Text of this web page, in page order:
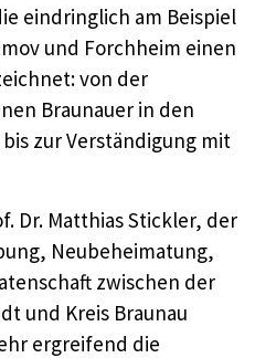
eindringlich am Beispiel
und Forchheim einen
von der
Braunauer in den
zur Verständigung mit
Dr. Matthias Stickler, der
Neubeheimatung,
zwischen der
und Kreis Braunau
ergreifend die